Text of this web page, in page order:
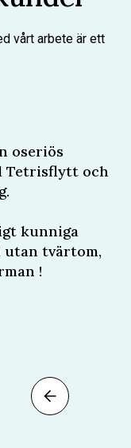
vårt arbete är ett
oseriös
Tetrisflytt och
kunniga
utan tvärtom,
!